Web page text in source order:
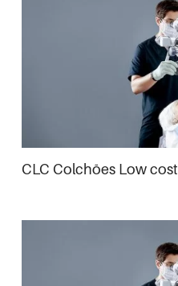
CLC Colchões Low cost